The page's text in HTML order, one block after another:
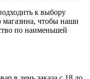
к выбору
магазина, чтобы наши
по наименьшей